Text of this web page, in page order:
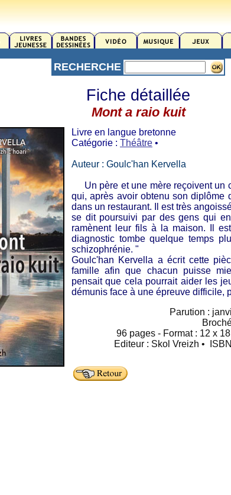
RECHERCHE
Fiche détaillée
Mont a raio kuit
Livre en langue bretonne
Catégorie : Théâtre •
Auteur : Goulc'han Kervella
Un père et une mère reçoivent un
qui, après avoir obtenu son diplôme
dans un restaurant. Il est très
se dit poursuivi par des gens qui
ramènent leur fils à la maison. Il
diagnostic tombe quelque temps
schizophrénie. "
Goulc'han Kervella a écrit cette
famille afin que chacun puisse
pensait que cela pourrait aider les
démunis face à une épreuve difficile,
Parution :
96 pages - Format : 12 x
Editeur : Skol Vreizh •